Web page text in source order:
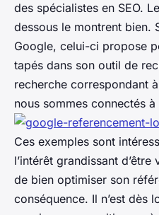
des spécialistes en SEO.
dessous le montrent bien.
Google, celui-ci propose
tapés dans son outil de
recherche correspondant
nous sommes connectés à
Ces exemples sont
l’intérêt grandissant
de bien optimiser son
conséquence. Il n’est dès